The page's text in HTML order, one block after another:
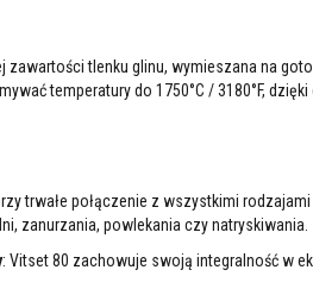
tlenku glinu, wymieszana na
temperatury do 1750°C / 3180°F,
trwałe połączenie z wszystkimi
zanurzania, powlekania czy natryskiwania.
: Vitset 80 zachowuje swoją integralność w